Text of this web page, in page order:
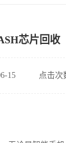
芯片回收
15 点击次